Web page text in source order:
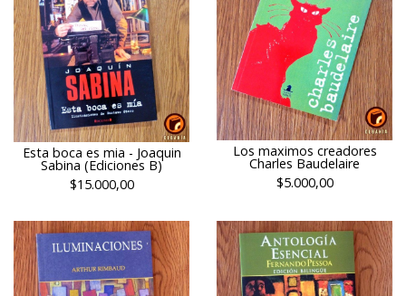
Esta boca es mia - Joaquin
Sabina (Ediciones B)
$15.000,00
Los maximos creadores
Charles Baudelaire
$5.000,00